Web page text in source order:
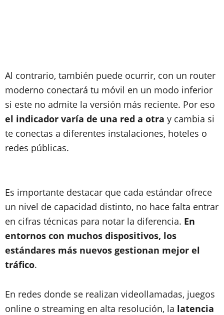
Al contrario, también puede ocurrir, con un router
moderno conectará tu móvil en un modo inferior
si este no admite la versión más reciente. Por eso
el indicador varía de una red a otra y cambia si
te conectas a diferentes instalaciones, hoteles o
redes públicas.
Es importante destacar que cada estándar ofrece
un nivel de capacidad distinto, no hace falta entrar
en cifras técnicas para notar la diferencia. En
entornos con muchos dispositivos, los
estándares más nuevos gestionan mejor el
tráfico.
En redes donde se realizan videollamadas, juegos
online o streaming en alta resolución, la latencia